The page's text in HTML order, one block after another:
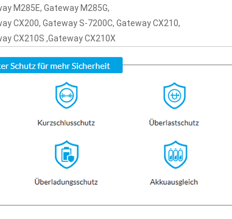
M285E, Gateway M285G,
CX200, Gateway S-7200C, Gateway CX210,
CX210S ,Gateway CX210X